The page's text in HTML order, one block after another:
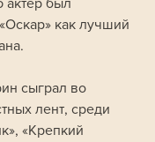
как лучший
сыграл во
лент, среди
«Крепкий